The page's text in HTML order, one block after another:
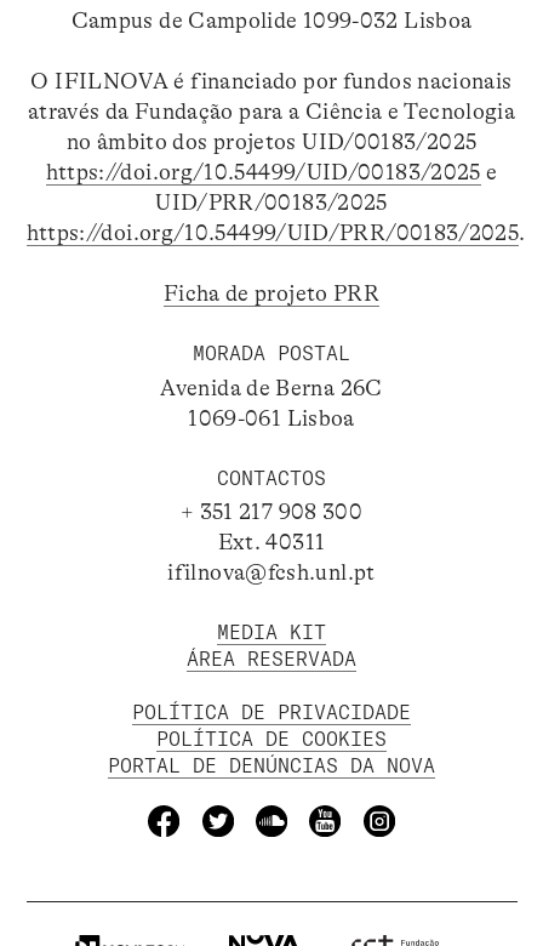
Campus de Campolide 1099-032 Lisboa
O IFILNOVA é financiado por fundos nacionais
através da Fundação para a Ciência e Tecnologia
no âmbito dos projetos UID/00183/2025
https://doi.org/10.54499/UID/00183/2025 e
UID/PRR/00183/2025
https://doi.org/10.54499/UID/PRR/00183/2025.
Ficha de projeto PRR
MORADA POSTAL
Avenida de Berna 26C
1069-061 Lisboa
CONTACTOS
+ 351 217 908 300
Ext. 40311
ifilnova@fcsh.unl.pt
MEDIA KIT
ÁREA RESERVADA
POLÍTICA DE PRIVACIDADE
POLÍTICA DE COOKIES
PORTAL DE DENÚNCIAS DA NOVA